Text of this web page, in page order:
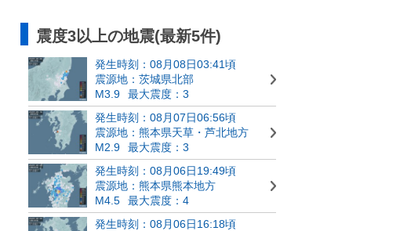
震度3以上の地震(最新5件)
発生時刻：08月08日03:41頃
震源地：茨城県北部
M3.9
最大震度：3
発生時刻：08月07日06:56頃
震源地：熊本県天草・芦北地方
M2.9
最大震度：3
発生時刻：08月06日19:49頃
震源地：熊本県熊本地方
M4.5
最大震度：4
発生時刻：08月06日16:18頃